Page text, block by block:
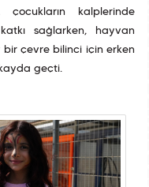
çocukların kalplerinde
sağlarken, hayvan
bir çevre bilinci için erken
geçti.